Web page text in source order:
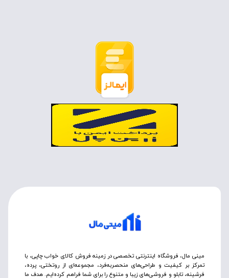
مینی مال، فروشگاه اینترنتی تخصصی در زمینه فروش کالای خواب چاپی، با
تمرکز بر کیفیت و طراحی‌های منحصربه‌فرد، مجموعه‌ای از روتختی‌، پرده،
فرشینه، تابلو و فروشی‌های زیبا و متنوع را برای شما فراهم کرده‌ایم. هدف ما